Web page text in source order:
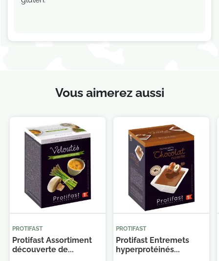
Vous aimerez aussi
PROTIFAST
Protifast Assortiment
découverte de...
PROTIFAST
Protifast Entremets
hyperprotéinés...